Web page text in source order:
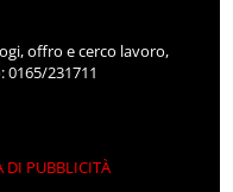
offro e cerco lavoro,
231711
DI PUBBLICITÀ